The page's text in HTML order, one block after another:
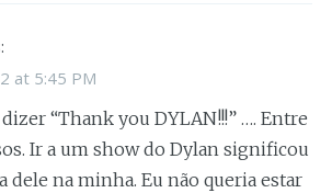
at 5:45 PM
“Thank you DYLAN!!!” …. Entre
Ir a um show do Dylan significou
dele na minha. Eu não queria estar